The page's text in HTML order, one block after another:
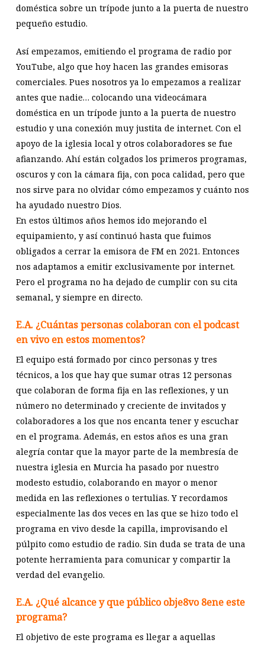
doméstica sobre un trípode junto a la puerta de nuestro
pequeño estudio.
Así empezamos, emitiendo el programa de radio por
YouTube, algo que hoy hacen las grandes emisoras
comerciales. Pues nosotros ya lo empezamos a realizar
antes que nadie… colocando una videocámara
doméstica en un trípode junto a la puerta de nuestro
estudio y una conexión muy justita de internet. Con el
apoyo de la iglesia local y otros colaboradores se fue
afianzando. Ahí están colgados los primeros programas,
oscuros y con la cámara fija, con poca calidad, pero que
nos sirve para no olvidar cómo empezamos y cuánto nos
ha ayudado nuestro Dios.
En estos últimos años hemos ido mejorando el
equipamiento, y así continuó hasta que fuimos
obligados a cerrar la emisora de FM en 2021. Entonces
nos adaptamos a emitir exclusivamente por internet.
Pero el programa no ha dejado de cumplir con su cita
semanal, y siempre en directo.
E.A. ¿Cuántas personas colaboran con el podcast
en vivo en estos momentos?
El equipo está formado por cinco personas y tres
técnicos, a los que hay que sumar otras 12 personas
que colaboran de forma fija en las reflexiones, y un
número no determinado y creciente de invitados y
colaboradores a los que nos encanta tener y escuchar
en el programa. Además, en estos años es una gran
alegría contar que la mayor parte de la membresía de
nuestra iglesia en Murcia ha pasado por nuestro
modesto estudio, colaborando en mayor o menor
medida en las reflexiones o tertulias. Y recordamos
especialmente las dos veces en las que se hizo todo el
programa en vivo desde la capilla, improvisando el
púlpito como estudio de radio. Sin duda se trata de una
potente herramienta para comunicar y compartir la
verdad del evangelio.
E.A. ¿Qué alcance y que público obje8vo 8ene este
programa?
El objetivo de este programa es llegar a aquellas